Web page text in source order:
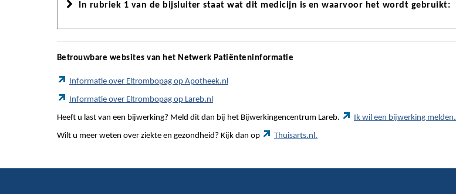
In rubriek 1 van de bijsluiter staat wat dit medicijn is en waarvoor het wordt gebruikt:
Betrouwbare websites van het Netwerk Patiënteninformatie
Informatie over Eltrombopag op Apotheek.nl
Informatie over Eltrombopag op Lareb.nl
Heeft u last van een bijwerking? Meld dit dan bij het Bijwerkingencentrum Lareb. Ik wil een bijwerking melden.
Wilt u meer weten over ziekte en gezondheid? Kijk dan op Thuisarts.nl.